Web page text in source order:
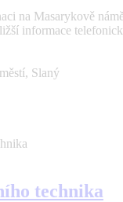
na Masarykově
informace
Slaný
technika